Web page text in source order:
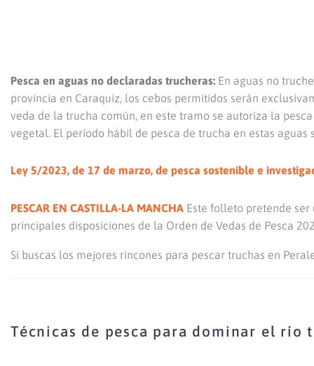
Pesca en aguas no declaradas trucheras: En aguas no
provincia en Caraquiz, los cebos permitidos serán
veda de la trucha común, en este tramo se autoriza la
vegetal. El período hábil de pesca de trucha en estas
Ley 5/2023, de 17 de marzo, de pesca sostenible e
PESCAR EN CASTILLA-LA MANCHA Este folleto pretende
principales disposiciones de la Orden de Vedas de Pesca
Si buscas los mejores rincones para pescar truchas en
Técnicas de pesca para dominar el río